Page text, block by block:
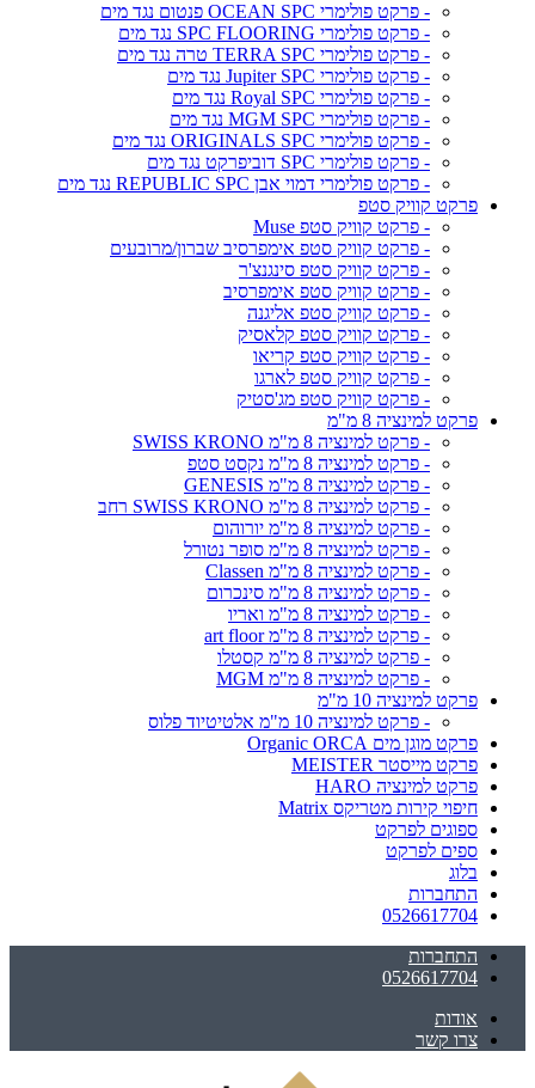
- פרקט פולימרי OCEAN SPC פנטום נגד מים
- פרקט פולימרי SPC FLOORING נגד מים
- פרקט פולימרי TERRA SPC טרה נגד מים
- פרקט פולימרי Jupiter SPC נגד מים
- פרקט פולימרי Royal SPC נגד מים
- פרקט פולימרי MGM SPC נגד מים
- פרקט פולימרי ORIGINALS SPC נגד מים
- פרקט פולימרי SPC דוביפרקט נגד מים
- פרקט פולימרי דמוי אבן REPUBLIC SPC נגד מים
פרקט קוויק סטפ
- פרקט קוויק סטפ Muse
- פרקט קוויק סטפ אימפרסיב שברון/מרובעים
- פרקט קוויק סטפ סינגנצ'ר
- פרקט קוויק סטפ אימפרסיב
- פרקט קוויק סטפ אליגנה
- פרקט קוויק סטפ קלאסיק
- פרקט קוויק סטפ קריאו
- פרקט קוויק סטפ לארגו
- פרקט קוויק סטפ מג'סטיק
פרקט למינציה 8 מ"מ
- פרקט למינציה 8 מ"מ SWISS KRONO
- פרקט למינציה 8 מ"מ נקסט סטפ
- פרקט למינציה 8 מ"מ GENESIS
- פרקט למינציה 8 מ"מ SWISS KRONO רחב
- פרקט למינציה 8 מ"מ יורוהום
- פרקט למינציה 8 מ"מ סופר נטורל
- פרקט למינציה 8 מ"מ Classen
- פרקט למינציה 8 מ"מ סינכרום
- פרקט למינציה 8 מ"מ ואריו
- פרקט למינציה 8 מ"מ art floor
- פרקט למינציה 8 מ"מ קסטלו
- פרקט למינציה 8 מ"מ MGM
פרקט למינציה 10 מ"מ
- פרקט למינציה 10 מ"מ אלטיטיוד פלוס
פרקט מוגן מים Organic ORCA
פרקט מייסטר MEISTER
פרקט למינציה HARO
חיפוי קירות מטריקס Matrix
ספוגים לפרקט
ספים לפרקט
בלוג
התחברות
0526617704
התחברות
0526617704
אודות
צרו קשר